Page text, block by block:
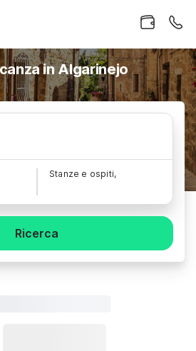
in Algarinejo
Stanze e ospiti,
Ricerca